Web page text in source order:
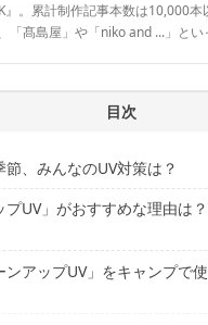
』。累計制作記事本数は10,000
「髙島屋」や「niko and ...」と
HACK 編集部のプロフィール
目次
節、みんなのUV対策は？
プUV」がおすすめな理由は
なく、PA値の高い日焼け止めを！
の塗り直しが必須！
ンアップUV」をキャンプで